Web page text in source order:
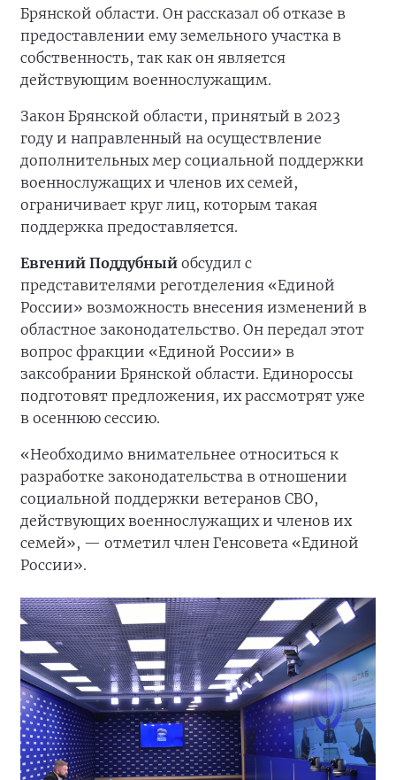
Брянской области. Он рассказал об отказе в
предоставлении ему земельного участка в
собственность, так как он является
действующим военнослужащим.
Закон Брянской области, принятый в 2023
году и направленный на осуществление
дополнительных мер социальной поддержки
военнослужащих и членов их семей,
ограничивает круг лиц, которым такая
поддержка предоставляется.
Евгений Поддубный обсудил с
представителями реготделения «Единой
России» возможность внесения изменений в
областное законодательство. Он передал этот
вопрос фракции «Единой России» в
заксобрании Брянской области. Единороссы
подготовят предложения, их рассмотрят уже
в осеннюю сессию.
«Необходимо внимательнее относиться к
разработке законодательства в отношении
социальной поддержки ветеранов СВО,
действующих военнослужащих и членов их
семей», — отметил член Генсовета «Единой
России».